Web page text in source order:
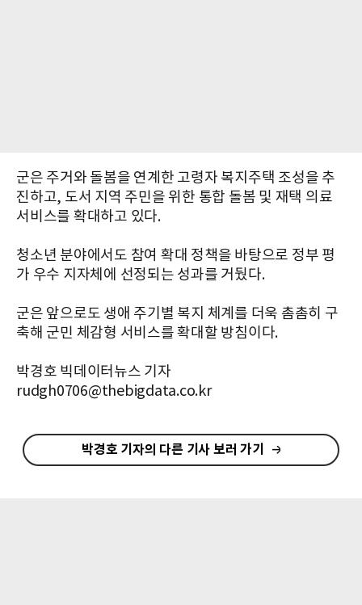
군은 주거와 돌봄을 연계한 고령자 복지주택 조성을 추
진하고, 도서 지역 주민을 위한 통합 돌봄 및 재택 의료
서비스를 확대하고 있다.
청소년 분야에서도 참여 확대 정책을 바탕으로 정부 평
가 우수 지자체에 선정되는 성과를 거뒀다.
군은 앞으로도 생애 주기별 복지 체계를 더욱 촘촘히 구
축해 군민 체감형 서비스를 확대할 방침이다.
박경호 빅데이터뉴스 기자
rudgh0706@thebigdata.co.kr
박경호 기자의 다른 기사 보러 가기